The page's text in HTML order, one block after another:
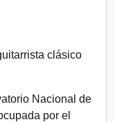
clásico
Nacional de
por el